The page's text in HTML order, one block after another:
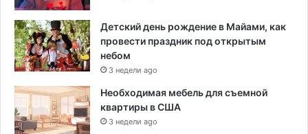
Детский день рождение в Майами, как
провести праздник под открытым
небом
3 недели ago
Необходимая мебель для съемной
квартиры в США
3 недели ago